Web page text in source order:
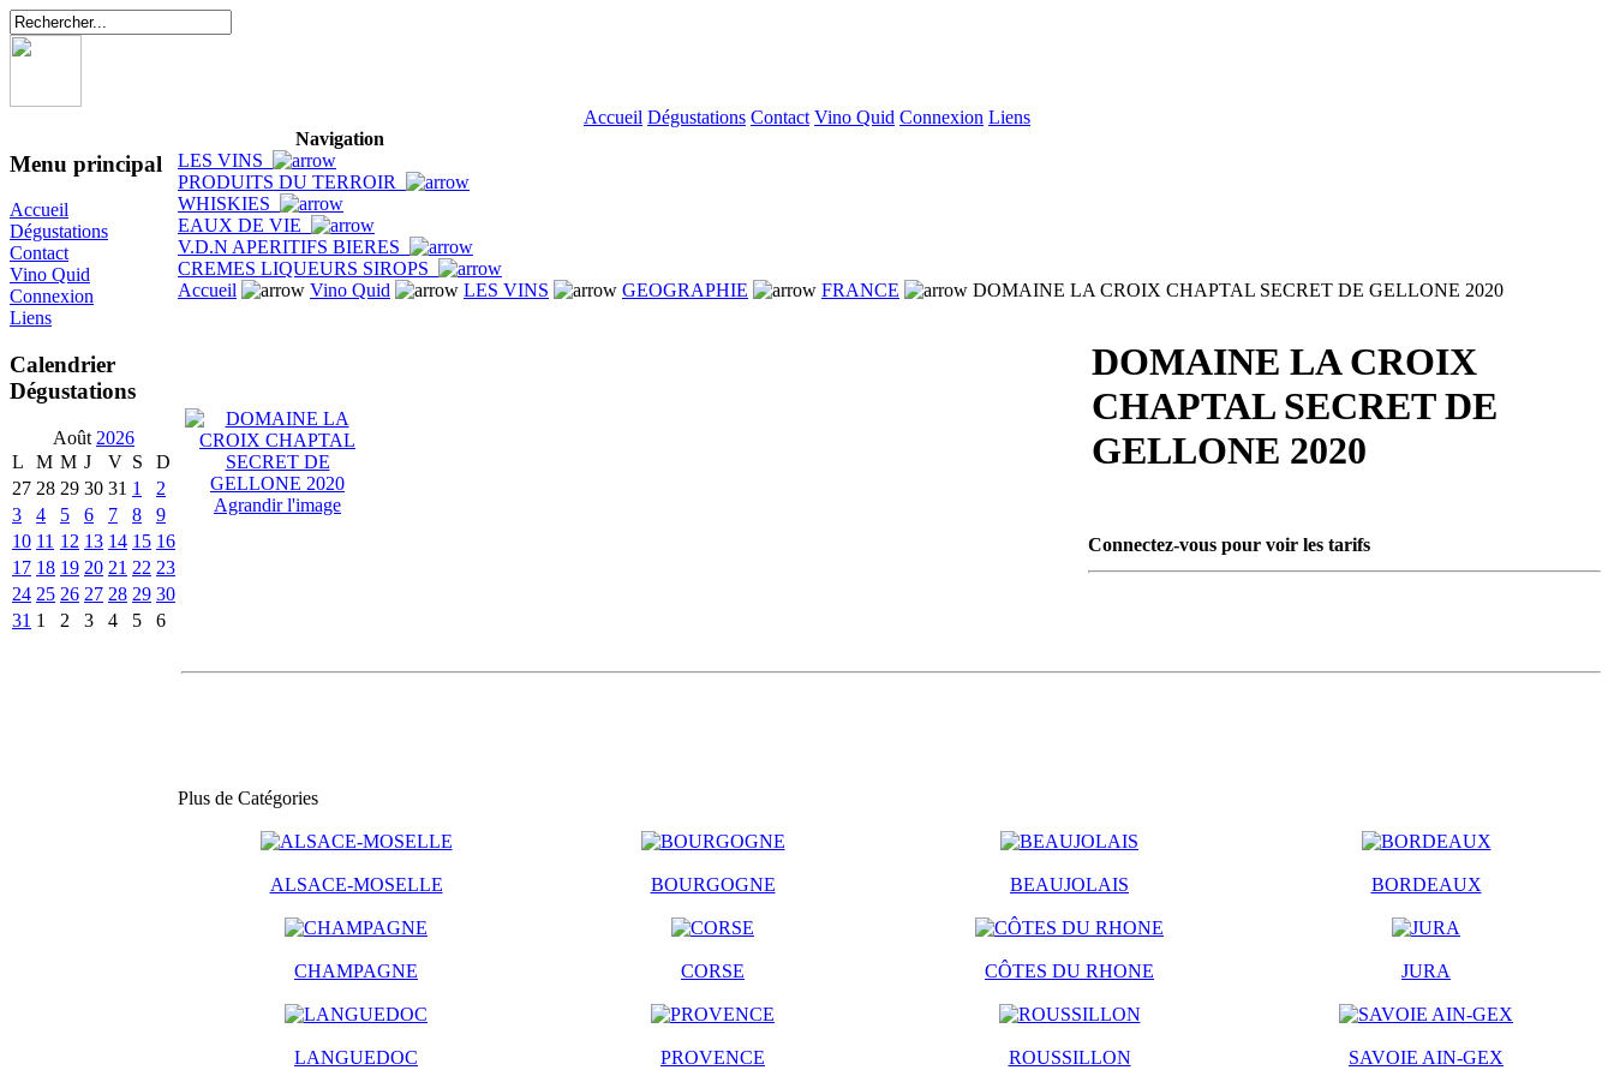
Accueil Dégustations Contact Vino Quid Connexion Liens
Menu principal
Accueil
Dégustations
Contact
Vino Quid
Connexion
Liens
Calendrier
Dégustations
Août 2026
L
M M J V S
D
27 28 29 30 31 1
2
3
4 5 6 7 8
9
10 11 12 13 14 15 16
17 18 19 20 21 22 23
24 25 26 27 28 29 30
31 1 2 3 4 5 6
Navigation
LES VINS
PRODUITS DU TERROIR
WHISKIES
EAUX DE VIE
V.D.N APERITIFS BIERES
CREMES LIQUEURS SIROPS
Accueil
Vino Quid LES VINS GEOGRAPHIE FRANCE DOMAINE LA CROIX CHAPTAL SECRET DE GELLONE 2020
Agrandir l'image
DOMAINE LA CROIX
CHAPTAL SECRET DE
GELLONE 2020
Connectez-vous pour voir les tarifs
Plus de Catégories
ALSACE-MOSELLE BOURGOGNE BEAUJOLAIS BORDEAUX
CHAMPAGNE CORSE CÔTES DU RHONE JURA
LANGUEDOC PROVENCE ROUSSILLON SAVOIE AIN-GEX